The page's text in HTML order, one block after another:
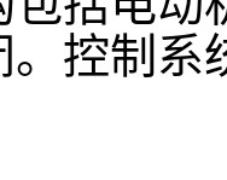
控制